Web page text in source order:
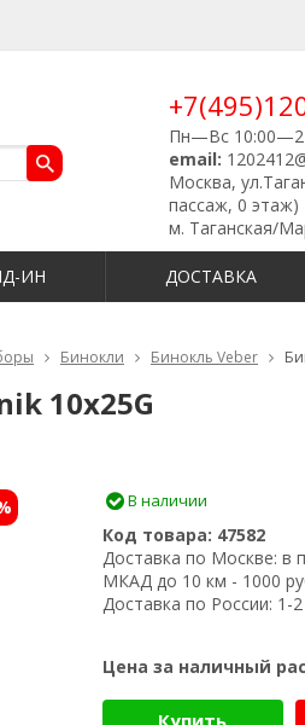
Пн—Вс
email:
Москва,
пассаж, 0 этаж)
м. Таганская/
ИН ДОСТАВКА
Бинокли Бинокль Veber
10х25G
В наличии
Код товара: 47582
Доставка по Москве: в
МКАД до 10 км - 1000
Доставка по России: 1-
Цена за наличный
Купить